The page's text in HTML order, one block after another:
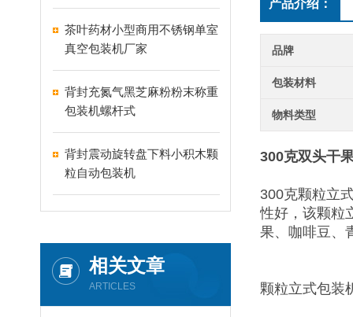
茶叶药材小型商用不锈钢单室
真空包装机厂家
背封充氮气黑芝麻粉粉末称重
包装机螺杆式
背封震动旋转盘下料小积木颗
粒自动包装机
相关文章
ARTICLES
产品介绍：
品牌
包装材料
物料类型
300克双头干
300克颗粒立
性好，该颗粒
果、咖啡豆、
颗粒立式包装